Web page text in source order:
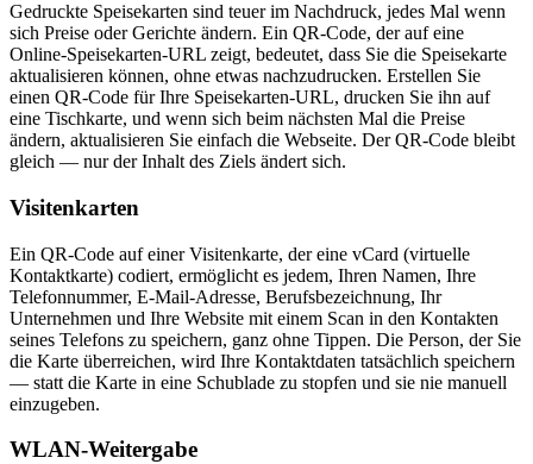
Gedruckte Speisekarten sind teuer im Nachdruck, jedes Mal wenn
sich Preise oder Gerichte ändern. Ein QR-Code, der auf eine
Online-Speisekarten-URL zeigt, bedeutet, dass Sie die Speisekarte
aktualisieren können, ohne etwas nachzudrucken. Erstellen Sie
einen QR-Code für Ihre Speisekarten-URL, drucken Sie ihn auf
eine Tischkarte, und wenn sich beim nächsten Mal die Preise
ändern, aktualisieren Sie einfach die Webseite. Der QR-Code bleibt
gleich — nur der Inhalt des Ziels ändert sich.
Visitenkarten
Ein QR-Code auf einer Visitenkarte, der eine vCard (virtuelle
Kontaktkarte) codiert, ermöglicht es jedem, Ihren Namen, Ihre
Telefonnummer, E-Mail-Adresse, Berufsbezeichnung, Ihr
Unternehmen und Ihre Website mit einem Scan in den Kontakten
seines Telefons zu speichern, ganz ohne Tippen. Die Person, der Sie
die Karte überreichen, wird Ihre Kontaktdaten tatsächlich speichern
— statt die Karte in eine Schublade zu stopfen und sie nie manuell
einzugeben.
WLAN-Weitergabe